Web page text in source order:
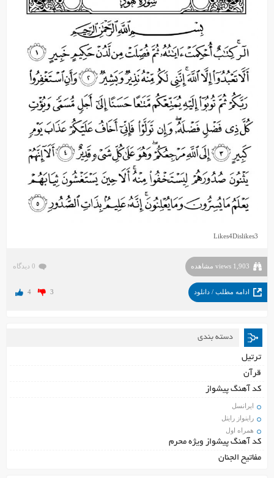
Likes4Dislikes3
1,903 views مشاهده 0 دیدگاه
ادامه مطلب / دانلود 4 3
دسته بندی
ترتیل
قرآن
کد آهنگ پیشواز
ایرانسل
راینواز رایتل
همراه اول
کد آهنگ پیشواز ویژه محرم
مفاتیح الجنان